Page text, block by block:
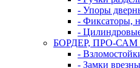
- Упоры
- Фиксаторы,
-
БОРДЕР, ПРО-САМ
-
- Замки